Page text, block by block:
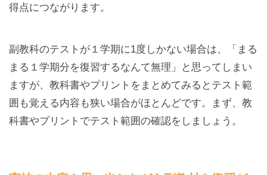
得点につながります。
副教科のテストが１学期に1度しかない場合は、「まる
まる１学期分を復習するなんて無理」と思ってしまい
ますが、教科書やプリントをまとめてみるとテスト範
囲も覚える内容も狭い場合がほとんどです。まず、教
科書やプリントでテスト範囲の確認をしましょう。